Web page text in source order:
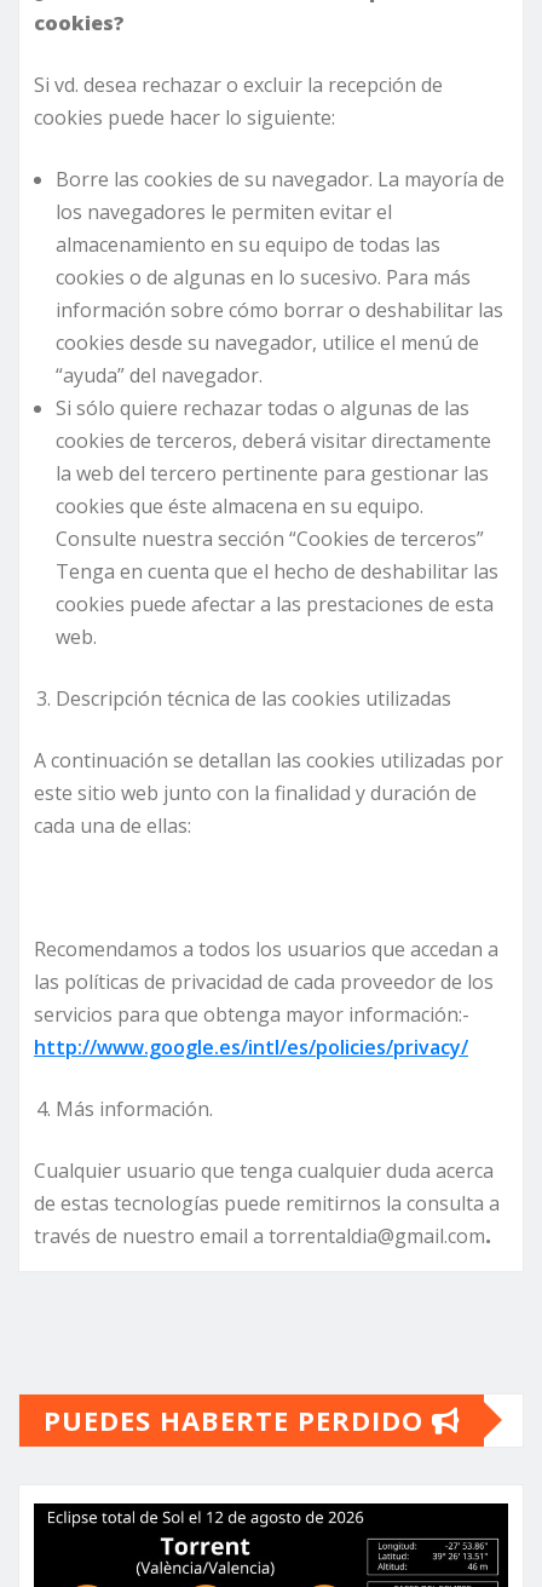
cookies?
Si vd. desea rechazar o excluir la recepción de
cookies puede hacer lo siguiente:
Borre las cookies de su navegador. La mayoría de
los navegadores le permiten evitar el
almacenamiento en su equipo de todas las
cookies o de algunas en lo sucesivo. Para más
información sobre cómo borrar o deshabilitar las
cookies desde su navegador, utilice el menú de
“ayuda” del navegador.
Si sólo quiere rechazar todas o algunas de las
cookies de terceros, deberá visitar directamente
la web del tercero pertinente para gestionar las
cookies que éste almacena en su equipo.
Consulte nuestra sección “Cookies de terceros”
Tenga en cuenta que el hecho de deshabilitar las
cookies puede afectar a las prestaciones de esta
web.
Descripción técnica de las cookies utilizadas
A continuación se detallan las cookies utilizadas por
este sitio web junto con la finalidad y duración de
cada una de ellas:
Recomendamos a todos los usuarios que accedan a
las políticas de privacidad de cada proveedor de los
servicios para que obtenga mayor información:-
http://www.google.es/intl/es/policies/privacy/
Más información.
Cualquier usuario que tenga cualquier duda acerca
de estas tecnologías puede remitirnos la consulta a
través de nuestro email a torrentaldia@gmail.com.
PUEDES HABERTE PERDIDO